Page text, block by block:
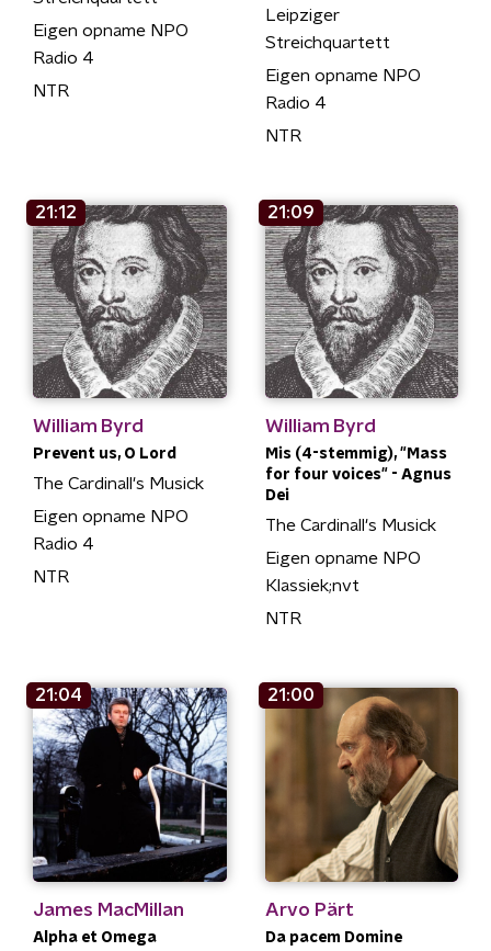
Eigen opname NPO
Radio 4
NTR
Leipziger
Streichquartett
Eigen opname NPO
Radio 4
NTR
21:12
William Byrd
Prevent us, O Lord
The Cardinall's Musick
Eigen opname NPO
Radio 4
NTR
21:09
William Byrd
Mis (4-stemmig), "Mass
for four voices" - Agnus
Dei
The Cardinall's Musick
Eigen opname NPO
Klassiek;nvt
NTR
21:04
James MacMillan
Alpha et Omega
21:00
Arvo Pärt
Da pacem Domine